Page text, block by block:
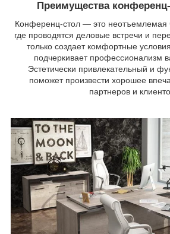
Преимущества
Конференц-стол — это неотъемлемая
где проводятся деловые встречи и
только создает комфортные
подчеркивает профессионализм
Эстетически привлекательный и
поможет произвести хорошее
партнеров и